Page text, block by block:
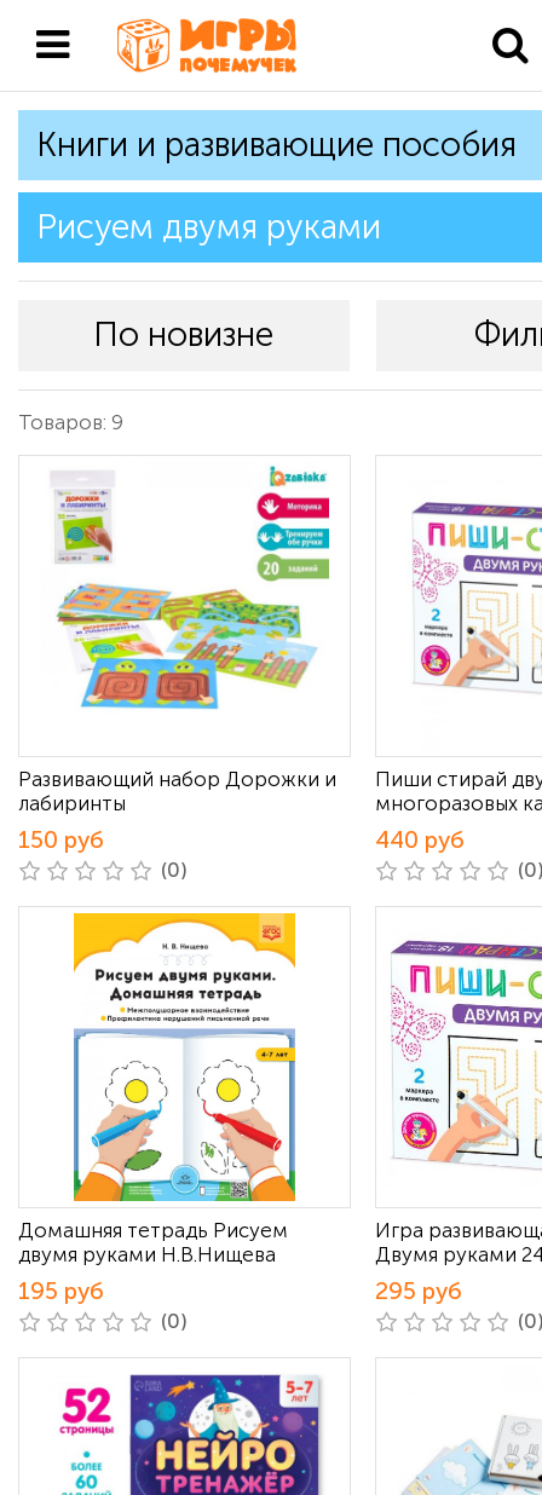
Книги и развивающие пособия
Рисуем двумя руками
По новизне
Товаров: 9
Развивающий набор Дорожки и
лабиринты
150 руб
(0)
Пиши стирай
многоразовых
440 руб
Домашняя тетрадь Рисуем
двумя руками Н.В.Нищева
195 руб
(0)
Игра
Двумя руками
295 руб